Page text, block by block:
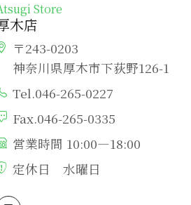
Store
木店
〒243-0203
神奈川県厚木市下荻野126-1
Tel.046-265-0227
Fax.046-265-0335
営業時間 10:00―18:00
定休日 水曜日